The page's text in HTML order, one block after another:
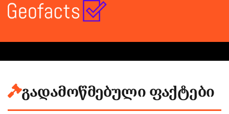
გადამოწმებული ფაქტები